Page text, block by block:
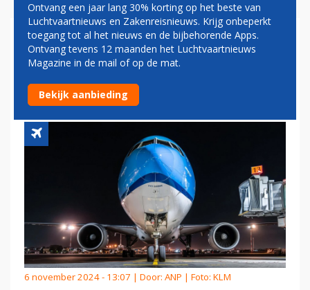
RTL: STAATSAGENT VOELDE
ZICH BEDREIGD DOOR KLM
NA RAPPORT NOODSTEUN
6 november 2024 - 13:07 | Door: ANP | Foto: KLM
Ontvang een jaar lang 30% korting op het beste van
Luchtvaartnieuws en Zakenreisnieuws. Krijg onbeperkt
toegang tot al het nieuws en de bijbehorende Apps.
Ontvang tevens 12 maanden het Luchtvaartnieuws
Magazine in de mail of op de mat.
Bekijk aanbieding